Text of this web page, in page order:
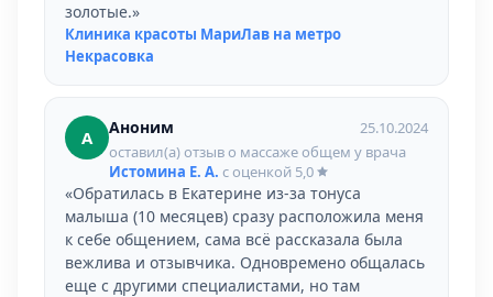
золотые.»
Клиника красоты МариЛав на метро
Некрасовка
А Аноним
25.10.2024
оставил(а) отзыв о массаже общем у врача
Истомина Е. А. с оценкой 5,0
«Обратилась в Екатерине из-за тонуса
малыша (10 месяцев) сразу расположила меня
к себе общением, сама всё рассказала была
вежлива и отзывчика. Одновремено общалась
еще с другими специалистами, но там